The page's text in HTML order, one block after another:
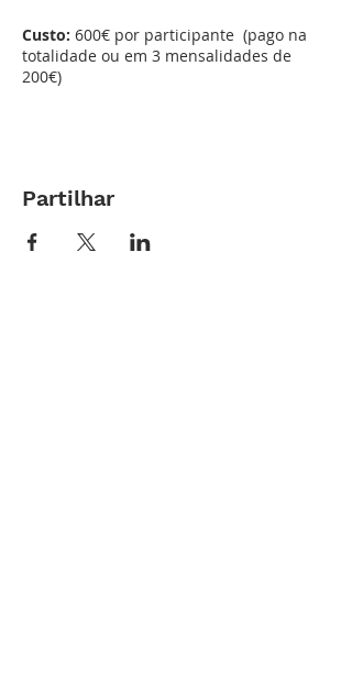
Custo: 600€ por participante (pago na
totalidade ou em 3 mensalidades de
200€)
Partilhar